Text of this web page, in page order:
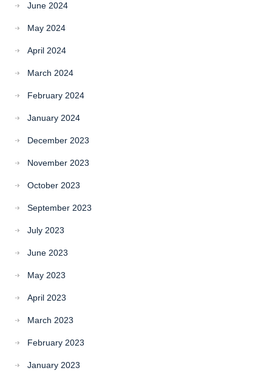
June 2024
May 2024
April 2024
March 2024
February 2024
January 2024
December 2023
November 2023
October 2023
September 2023
July 2023
June 2023
May 2023
April 2023
March 2023
February 2023
January 2023